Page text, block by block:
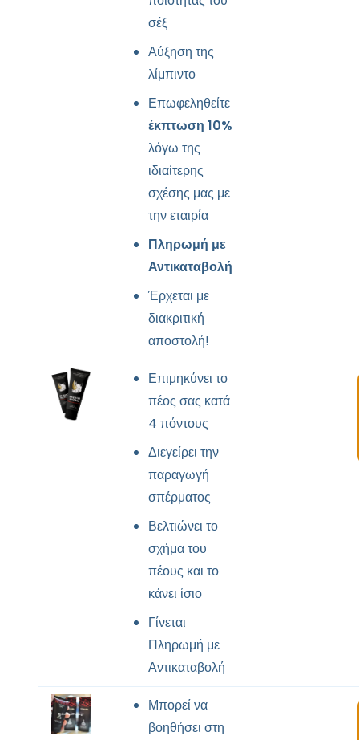
σέξ
Αύξηση της
λίμπιντο
Επωφεληθείτε
έκπτωση 10%
λόγω της
ιδιαίτερης
σχέσης μας με
την εταιρία
Πληρωμή με
Αντικαταβολή
Έρχεται με
διακριτική
αποστολή!
Επιμηκύνει το
πέος σας κατά
4 πόντους
Διεγείρει την
παραγωγή
σπέρματος
Βελτιώνει το
σχήμα του
πέους και το
κάνει ίσιο
Γίνεται
Πληρωμή με
Αντικαταβολή
Μπορεί να
βοηθήσει στη